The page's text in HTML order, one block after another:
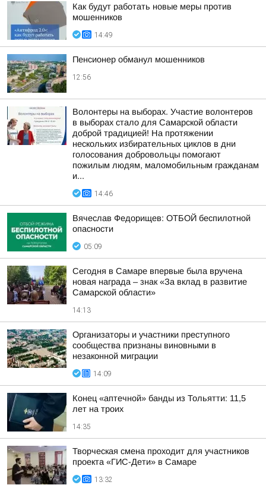
Как будут работать новые меры против
мошенников
14:49
Пенсионер обманул мошенников
12:56
Волонтеры на выборах. Участие волонтеров
в выборах стало для Самарской области
доброй традицией! На протяжении
нескольких избирательных циклов в дни
голосования добровольцы помогают
пожилым людям, маломобильным гражданам
и...
14:46
Вячеслав Федорищев: ОТБОЙ беспилотной
опасности
05:09
Сегодня в Самаре впервые была вручена
новая награда – знак «За вклад в развитие
Самарской области»
14:13
Организаторы и участники преступного
сообщества признаны виновными в
незаконной миграции
14:09
Конец «аптечной» банды из Тольятти: 11,5
лет на троих
14:35
Творческая смена проходит для участников
проекта «ГИС-Дети» в Самаре
13:32